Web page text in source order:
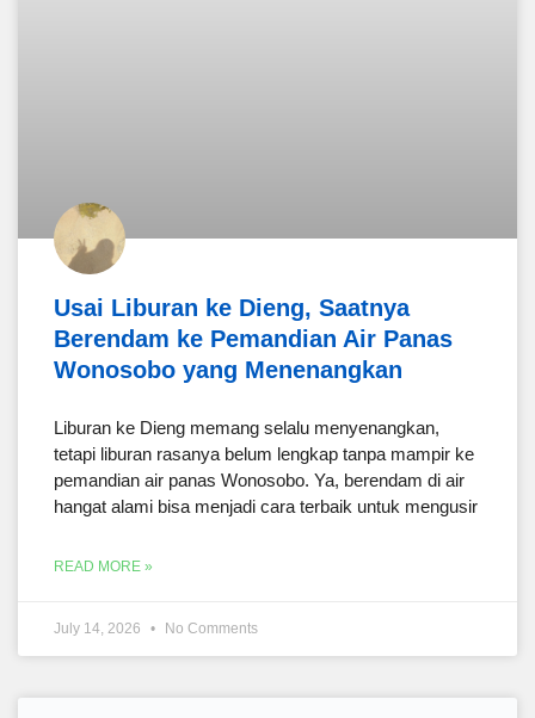
Usai Liburan ke Dieng, Saatnya
Berendam ke Pemandian Air Panas
Wonosobo yang Menenangkan
Liburan ke Dieng memang selalu menyenangkan,
tetapi liburan rasanya belum lengkap tanpa mampir ke
pemandian air panas Wonosobo. Ya, berendam di air
hangat alami bisa menjadi cara terbaik untuk mengusir
READ MORE »
July 14, 2026 No Comments